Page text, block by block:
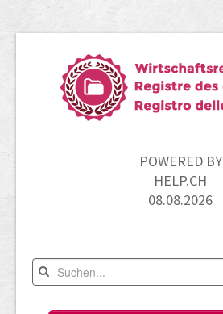
POWERED BY
HELP.CH
08.08.2026